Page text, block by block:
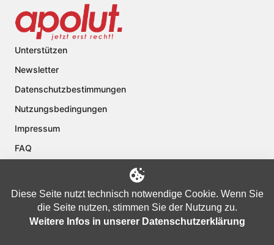
Unterstützen
Newsletter
Datenschutzbestimmungen
Nutzungsbedingungen
Impressum
FAQ
Diese Seite nutzt technisch notwendige Cookie. Wenn Sie
die Seite nutzen, stimmen Sie der Nutzung zu.
Weitere Infos in unserer Datenschutzerklärung